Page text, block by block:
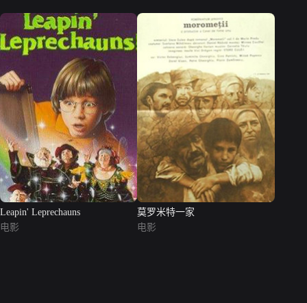
Leapin' Leprechauns
电影
莫罗米特一家
电影